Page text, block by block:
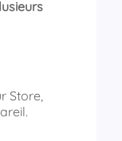
Store,